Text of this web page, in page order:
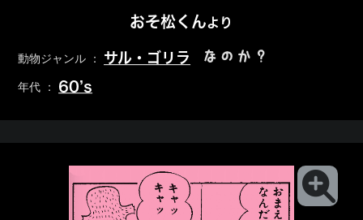
おそ松くんより
動物ジャンル ： サル・ゴリラ なのか？
年代 ： 60’s